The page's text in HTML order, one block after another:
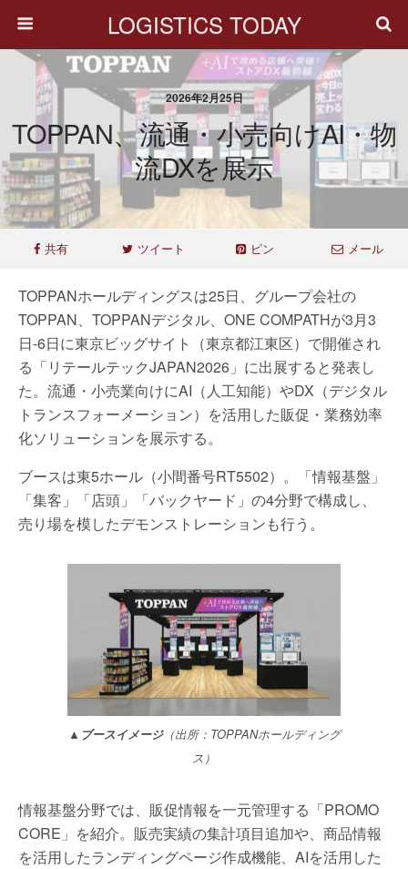
LOGISTICS TODAY
2026年2月25日
TOPPAN、流通・小売向けAI・物
流DXを展示
共有 ツイート ピン メール
TOPPANホールディングスは25日、グループ会社の
TOPPAN、TOPPANデジタル、ONE COMPATHが3月3
日-6日に東京ビッグサイト（東京都江東区）で開催され
る「リテールテックJAPAN2026」に出展すると発表し
た。流通・小売業向けにAI（人工知能）やDX（デジタル
トランスフォーメーション）を活用した販促・業務効率
化ソリューションを展示する。
ブースは東5ホール（小間番号RT5502）。「情報基盤」
「集客」「店頭」「バックヤード」の4分野で構成し、
売り場を模したデモンストレーションも行う。
▲ブースイメージ（出所：TOPPANホールディング
ス）
情報基盤分野では、販促情報を一元管理する「PROMO
CORE」を紹介。販売実績の集計項目追加や、商品情報
を活用したランディングページ作成機能、AIを活用した